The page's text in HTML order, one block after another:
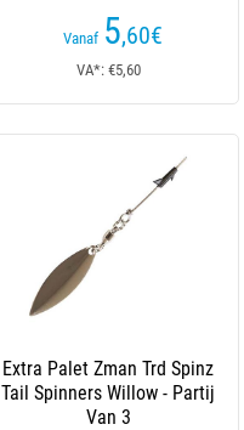
Vanaf 5,60€
VA*: €5,60
Extra Palet Zman Trd Spinz
Tail Spinners Willow - Partij
Van 3